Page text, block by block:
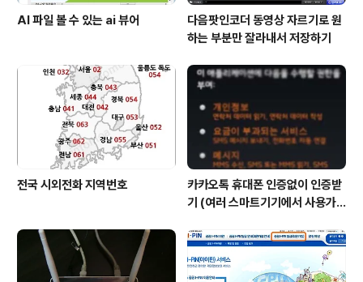
AI 파일 볼 수 있는 ai 뷰어
다음팟인코더 동영상 자르기로 원
하는 부분만 잘라내서 저장하기
전국 시외전화 지역번호
카카오톡 휴대폰 인증없이 인증받
기 (여러 스마트기기에서 사용가